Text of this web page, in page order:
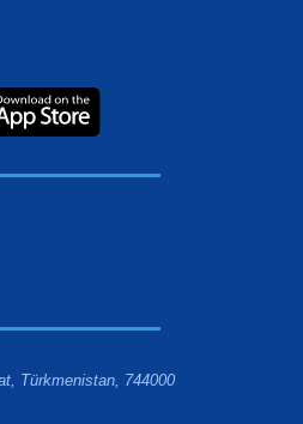
Türkmenistan, 744000